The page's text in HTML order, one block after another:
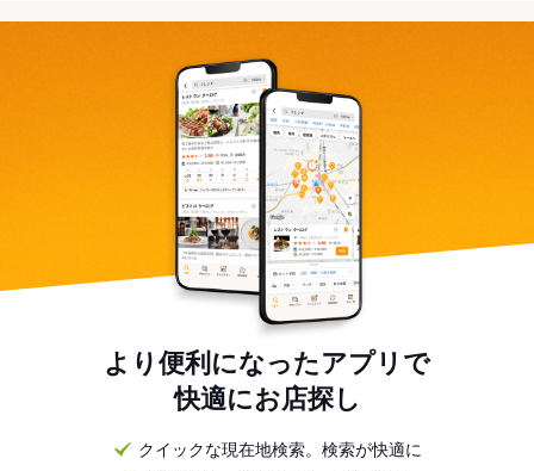
より便利になったアプリで
快適にお店探し
クイックな現在地検索。検索が快適に